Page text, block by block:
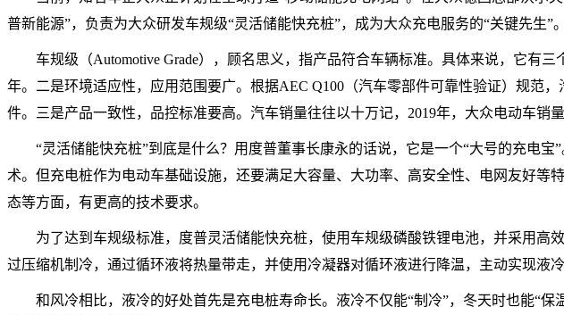
普新能源”，负责为大众研发车规级“灵活储能快充桩”，成为大众充电服务的“关键先生”。
车规级（Automotive Grade），顾名思义，指产品符合车辆标准。具体来说，它有
年。二是环境适应性，应用范围要广。根据AEC Q100（汽车零部件可靠性验证）规范
件。三是产品一致性，品控标准要高。汽车销量往往以十万记，2019年，大众电动车销
“灵活储能快充桩”到底是什么？用度普董事长康永的话说，它是一个“大号的充电
术。但充电桩作为电动车基础设施，还要满足大容量、大功率、高安全性、电网友好
态等方面，有更高的技术要求。
为了达到车规级标准，度普灵活储能快充桩，使用车规级磷酸铁锂电池，并采用
过压缩机制冷，通过循环液将热量带走，并使用冷凝器对循环液进行降温，主动实现液
和风冷相比，液冷的好处首先是充电桩寿命长。液冷不仅能“制冷”，冬天时也能“